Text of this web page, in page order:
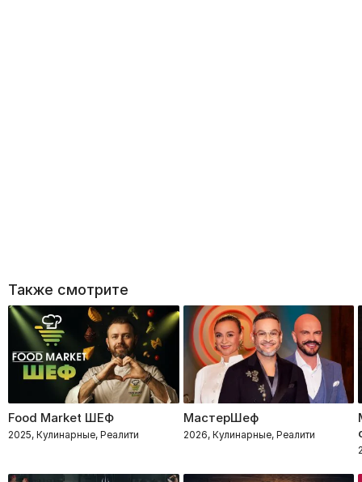
Также смотрите
Food Market ШЕФ
2025, Кулинарные, Реалити
МастерШеф
2026, Кулинарные, Реалити